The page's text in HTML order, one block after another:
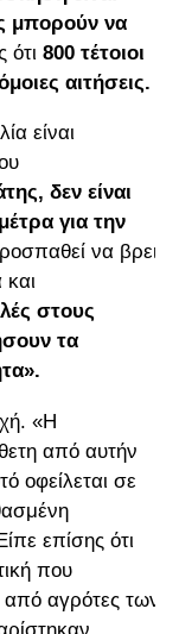
μπορούν να
ότι 800 τέτοιοι
αιτήσεις.
είναι
δεν είναι
για την
να βρει
στους
τα
«Η
από αυτήν
οφείλεται σε
επίσης ότι
που
αγρότες των